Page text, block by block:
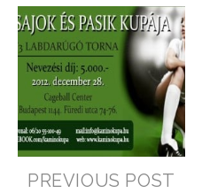
PREVIOUS POST